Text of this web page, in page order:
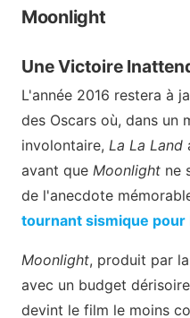
Moonlight
Une Victoire
L'année 2016 restera à
des Oscars où, dans un
involontaire, La La Land
avant que Moonlight ne
de l'anecdote
tournant sismique pour
Moonlight, produit par
avec un budget
devint le film le moins